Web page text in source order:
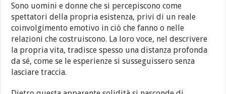
Sono uomini e donne che si percepiscono come
spettatori della propria esistenza, privi di un reale
coinvolgimento emotivo in ciò che fanno o nelle
relazioni che costruiscono. La loro voce, nel descrivere
la propria vita, tradisce spesso una distanza profonda
da sé, come se le esperienze si susseguissero senza
lasciare traccia.